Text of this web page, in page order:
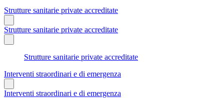
Strutture sanitarie private accreditate
Strutture sanitarie private accreditate
Strutture sanitarie private accreditate
Interventi straordinari e di emergenza
Interventi straordinari e di emergenza